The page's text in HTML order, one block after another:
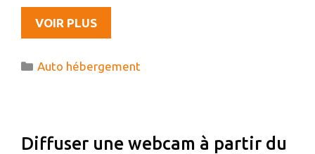
VOIR PLUSINSTALLATION
D’UN
SPARKLESHARE
D’UN
Catégories
Auto hébergement
Diffuser une webcam à partir du